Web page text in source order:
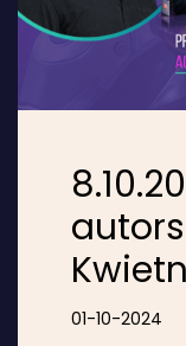
01-10-2024